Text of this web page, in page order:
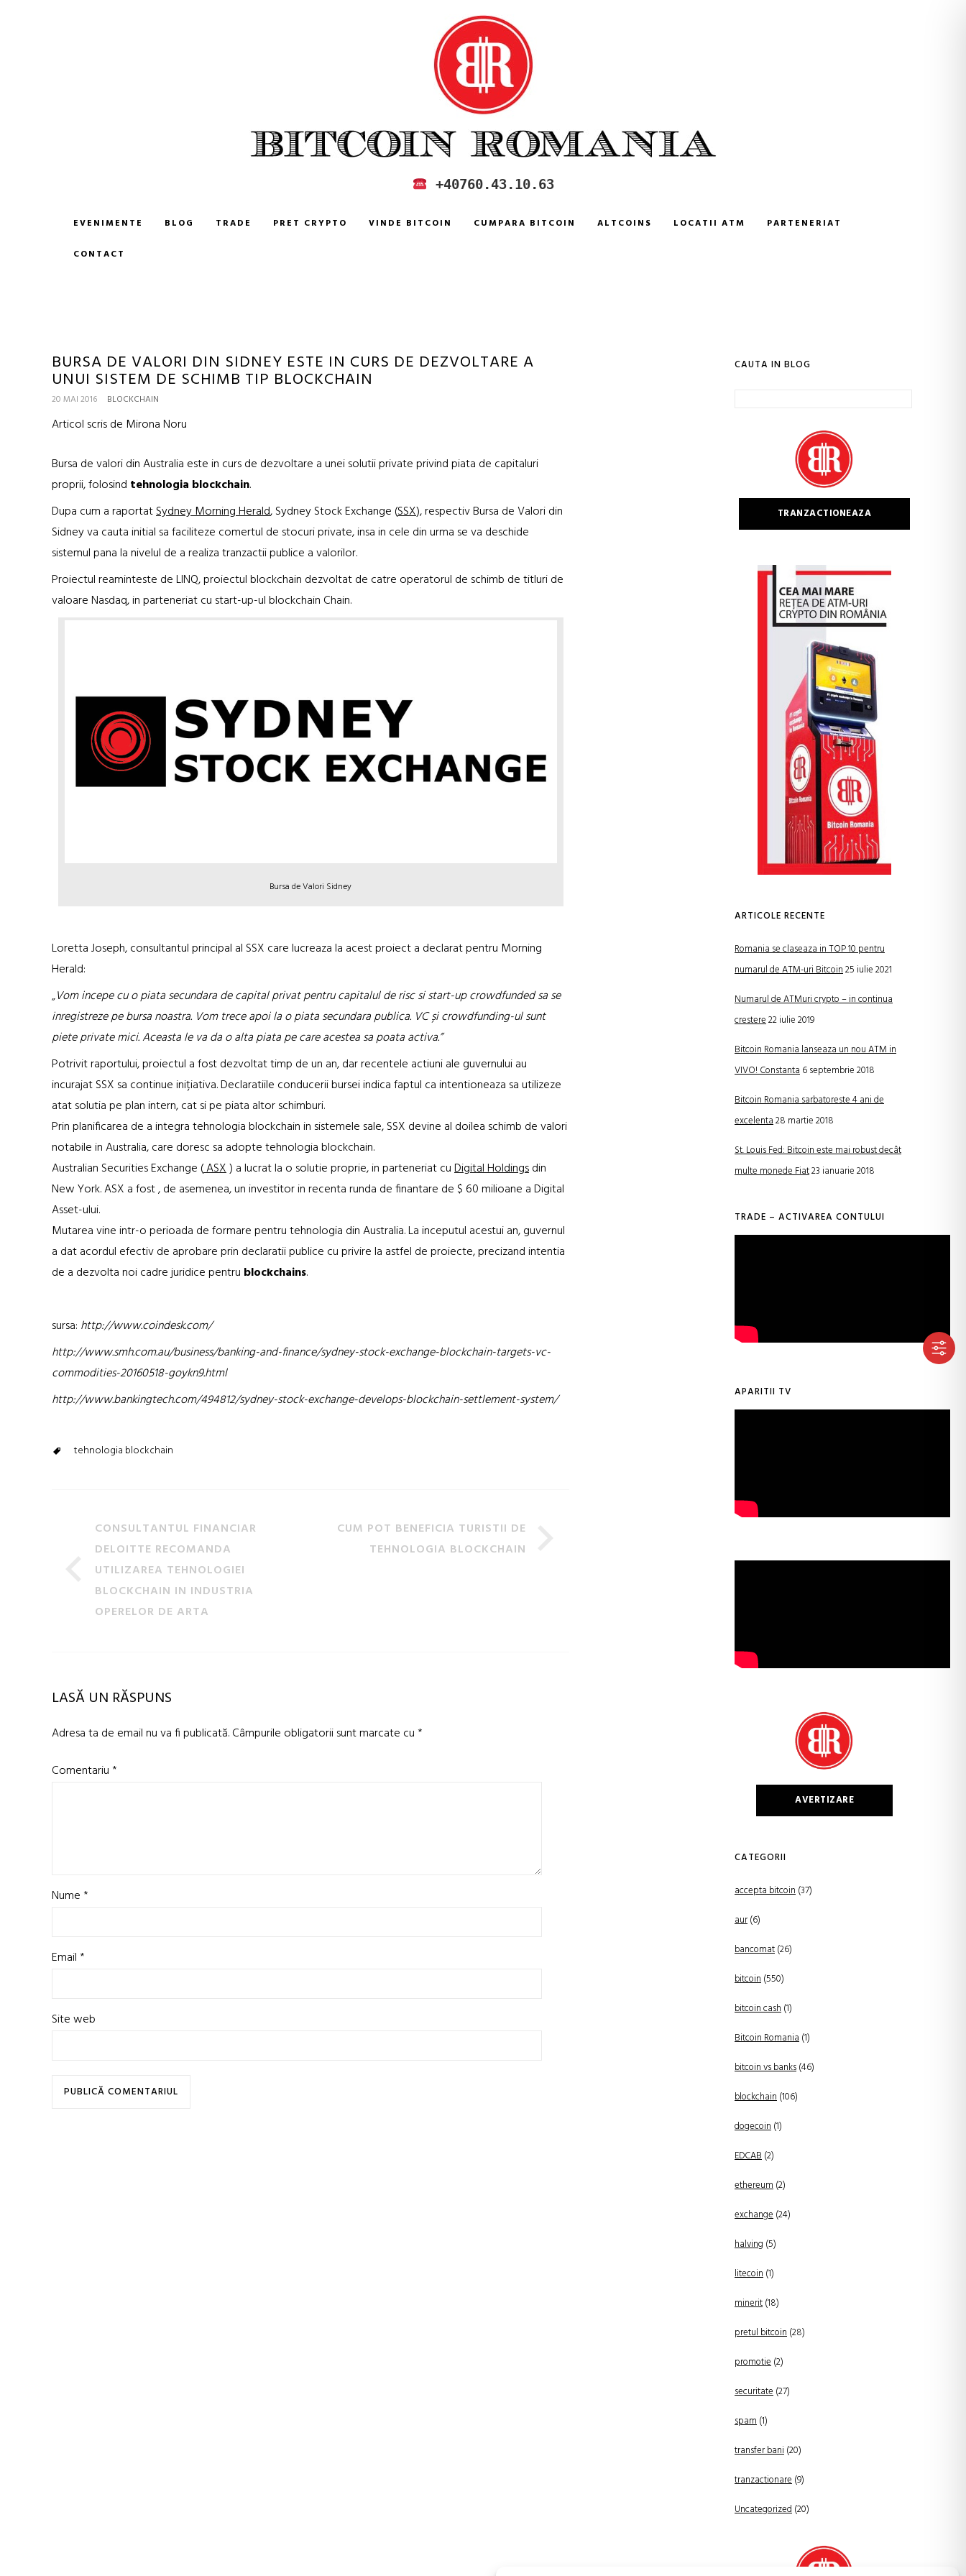
CUMPARA SI VINDE BITCOIN IN ROMANIA +40760.43.10.63
EVENIMENTE BLOG TRADE PRET CRYPTO VINDE BITCOIN CUMPARA BITCOIN ALTCOINS LOCATII ATM PARTENERIAT
CONTACT
BURSA DE VALORI DIN SIDNEY ESTE IN CURS DE DEZVOLTARE A
UNUI SISTEM DE SCHIMB TIP BLOCKCHAIN
20 MAI 2016 BLOCKCHAIN
Articol scris de Mirona Noru
Bursa de valori din Australia este in curs de dezvoltare a unei solutii private privind piata de capitaluri
proprii, folosind tehnologia blockchain.
Dupa cum a raportatSydney Morning Herald, Sydney Stock Exchange (SSX), respectiv Bursa de Valori din
Sidney va cauta initial sa faciliteze comertul de stocuri private, insa in cele din urma se va deschide
sistemul pana la nivelul de a realiza tranzactii publice a valorilor.
Proiectul reaminteste de LINQ, proiectul blockchain dezvoltat de catre operatorul de schimb de titluri de
valoare Nasdaq, in parteneriat cu start-up-ul blockchain Chain.
Bursa de Valori Sidney
Loretta Joseph, consultantul principal al SSX care lucreaza la acest proiect a declarat pentru Morning
Herald:
„Vom incepe cu o piata secundara de capital privat pentru capitalul de risc si start-up crowdfunded sa se
inregistreze pe bursa noastra. Vom trece apoi la o piata secundara publica. VC și crowdfunding-ul sunt
piete private mici. Aceasta le va da o alta piata pe care acestea sa poata activa.”
Potrivit raportului, proiectul a fost dezvoltat timp de un an, dar recentele actiuni ale guvernului au
incurajat SSX sa continue inițiativa. Declaratiile conducerii bursei indica faptul ca intentioneaza sa utilizeze
atat solutia pe plan intern, cat si pe piata altor schimburi.
Prin planificarea de a integra tehnologia blockchain in sistemele sale, SSX devine al doilea schimb de valori
notabile in Australia, care doresc sa adopte tehnologia blockchain.
Australian Securities Exchange (ASX) a lucrat la o solutie proprie, in parteneriat cuDigital Holdingsdin
New York. ASX a fost , de asemenea, un investitor in recenta runda de finantare de $ 60 milioane a Digital
Asset-ului.
Mutarea vine intr-o perioada de formare pentru tehnologia din Australia. La inceputul acestui an, guvernul
a dat acordul efectiv de aprobare prin declaratii publice cu privire la astfel de proiecte, precizand intentia
de a dezvolta noi cadre juridice pentru blockchains.
sursa: http://www.coindesk.com/
http://www.smh.com.au/business/banking-and-finance/sydney-stock-exchange-blockchain-targets-vc-
commodities-20160518-goykn9.html
http://www.bankingtech.com/494812/sydney-stock-exchange-develops-blockchain-settlement-system/
tehnologia blockchain
CONSULTANTUL FINANCIAR
DELOITTE RECOMANDA
UTILIZAREA TEHNOLOGIEI
BLOCKCHAIN IN INDUSTRIA
OPERELOR DE ARTA
CUM POT BENEFICIA TURISTII DE
TEHNOLOGIA BLOCKCHAIN
LASĂ UN RĂSPUNS
Adresa ta de email nu va fi publicată.Câmpurile obligatorii sunt marcate cu*
Comentariu*
Nume*
Email*
Site web
CAUTA IN BLOG
TRANZACTIONEAZA
ARTICOLE RECENTE
Romania se claseaza in TOP 10 pentru
numarul de ATM-uri Bitcoin25 iulie 2021
Numarul de ATMuri crypto – in continua
crestere22 iulie 2019
Bitcoin Romania lanseaza un nou ATM in
VIVO! Constanta6 septembrie 2018
Bitcoin Romania sarbatoreste 4 ani de
excelenta28 martie 2018
St. Louis Fed: Bitcoin este mai robust decât
multe monede Fiat23 ianuarie 2018
TRADE – ACTIVAREA CONTULUI
APARITII TV
AVERTIZARE
CATEGORII
accepta bitcoin(37)
aur(6)
bancomat(26)
bitcoin(550)
bitcoin cash(1)
Bitcoin Romania(1)
bitcoin vs banks(46)
blockchain(106)
dogecoin(1)
EDCAB(2)
ethereum(2)
exchange(24)
halving (5)
litecoin(1)
minerit(18)
pretul bitcoin(28)
promotie(2)
securitate(27)
spam(1)
transfer bani(20)
tranzactionare(9)
Uncategorized(20)